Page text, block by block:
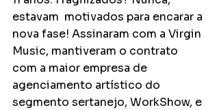
estavam  motivados para encarar a
nova fase! Assinaram com a Virgin
Music, mantiveram o contrato
com a maior empresa de
agenciamento artístico do
segmento sertanejo, WorkShow, e